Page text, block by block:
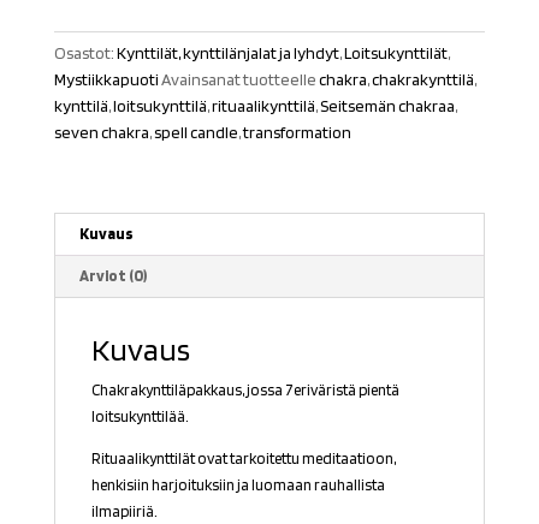
määrä
Osastot:Kynttilät, kynttilänjalat ja lyhdyt,Loitsukynttilät,
MystiikkapuotiAvainsanat tuotteellechakra,chakrakynttilä,
kynttilä,loitsukynttilä,rituaalikynttilä,Seitsemän chakraa,
seven chakra,spell candle,transformation
Kuvaus
Arviot (0)
Kuvaus
Chakrakynttiläpakkaus, jossa 7eriväristä pientä
loitsukynttilää.
Rituaalikynttilät ovat tarkoitettu meditaatioon,
henkisiin harjoituksiin ja luomaan rauhallista
ilmapiiriä.